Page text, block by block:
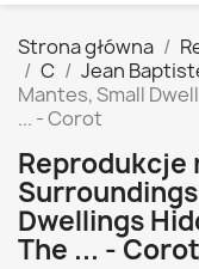
Strona główna
C
Jean
Mantes, Small
... - Corot
Reprodukcje
Dwellings
The ... -